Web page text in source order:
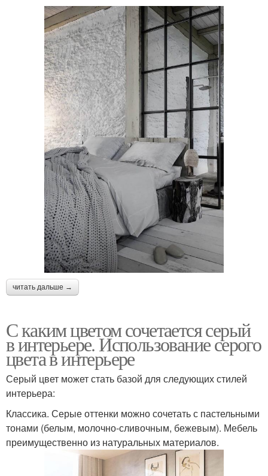
читать дальше →
С каким цветом сочетается серый
в интерьере. Использование серого
цвета в интерьере
Серый цвет может стать базой для следующих стилей
интерьера:
Классика. Серые оттенки можно сочетать с пастельными
тонами (белым, молочно-сливочным, бежевым). Мебель
преимущественно из натуральных материалов.